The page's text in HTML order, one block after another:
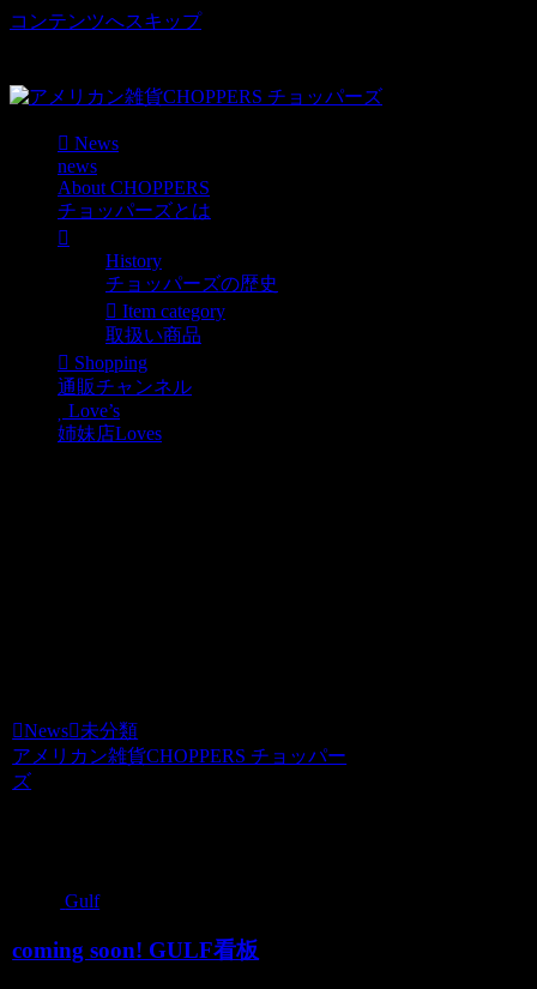
コンテンツへスキップ
News
news
About CHOPPERS
チョッパーズとは
History
チョッパーズの歴史
Item category
取扱い商品
Shopping
通販チャンネル
Love’s
姉妹店Loves
News
未分類
アメリカン雑貨CHOPPERS チョッパー
ズ
Gulf
coming soon! GULF看板